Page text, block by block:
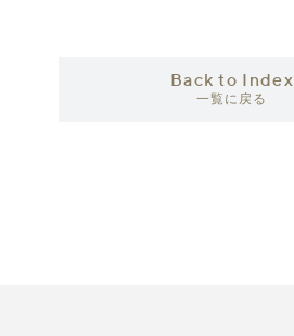
Back to Index
一覧に戻る